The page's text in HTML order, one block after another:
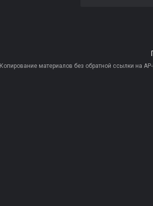
Копирование материалов без обратной ссылки на